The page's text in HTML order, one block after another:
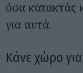
όσα κατακτάς
για αυτά.
Κάνε χώρο